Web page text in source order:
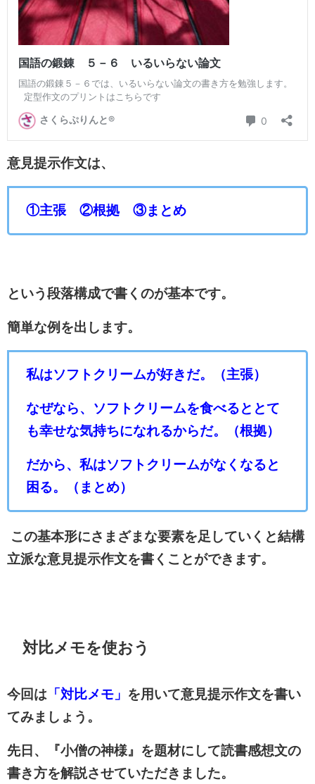
意見提示作文は、
①主張 ②根拠 ③まとめ
という段落構成で書くのが基本です。
簡単な例を出します。
私はソフトクリームが好きだ。（主張）
なぜなら、ソフトクリームを食べるととて
も幸せな気持ちになれるからだ。（根拠）
だから、私はソフトクリームがなくなると
困る。（まとめ）
この基本形にさまざまな要素を足していくと結構
立派な意見提示作文を書くことができます。
対比メモを使おう
今回は 「対比メモ」
を用いて意見提示作文を書い
てみましょう。
先日、『小僧の神様』を題材にして読書感想文の
書き方を解説させていただきました。